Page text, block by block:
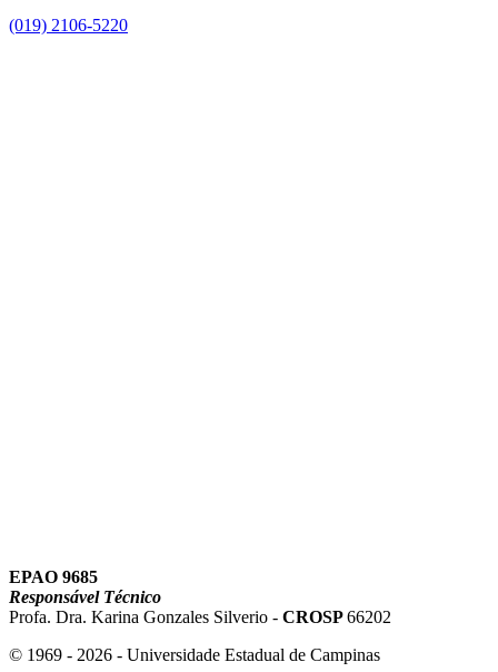
(019) 2106-5220
EPAO 9685
Responsável Técnico
Profa. Dra. Karina Gonzales Silverio - CROSP66202
© 1969 - 2026 - Universidade Estadual de Campinas